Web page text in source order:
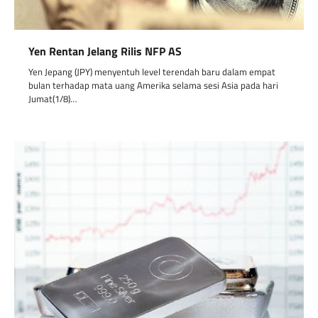
Yen Rentan Jelang Rilis NFP AS
Yen Jepang (JPY) menyentuh level terendah baru dalam empat
bulan terhadap mata uang Amerika selama sesi Asia pada hari
Jumat(1/8)…